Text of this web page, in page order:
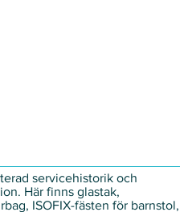
servicehistorik och
Här finns glastak,
ISOFIX-fästen för barnstol,